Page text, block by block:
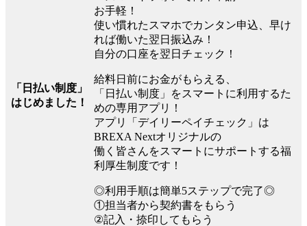
「日払い制度」
はじめました！
お手軽！
使い慣れたスマホでカンタン申込、早け
れば働いた翌日振込み！
自分の口座を翌日チェック！
給料日前にお金がもらえる、
「日払い制度」をスマートに利用するた
めの専用アプリ！
アプリ「デイリーペイチェック」は
BREXA Nextオリジナルの
働く皆さんをスマートにサポートする福
利厚生制度です！
◎利用手順は簡単5ステップで完了◎
①担当者から契約書をもらう
②記入・捺印してもらう